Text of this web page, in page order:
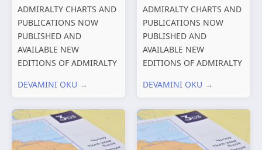
Hizmetlerimiz; gemi
işletmecileri, armatörler,
teknik yönetim şirketleri
ve denizcilik...
ADMIRALTY CHARTS AND
PUBLICATIONS NOW
PUBLISHED AND
AVAILABLE NEW
EDITIONS OF ADMIRALTY
PUBLICATIONS New
Charts published 13
August 2026 Chart
Title, limits
DEVAMINI OKU →
ADMIRALTY CHARTS AND
PUBLICATIONS NOW
PUBLISHED AND
AVAILABLE NEW
EDITIONS OF ADMIRALTY
PUBLICATIONS New
Charts published 06
August 2026 Chart Title,
limits and other remarks
DEVAMINI OKU →